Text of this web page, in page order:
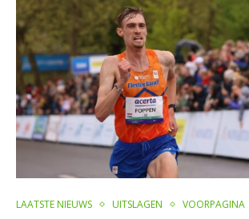
LAATSTE NIEUWS UITSLAGEN VOORPAGINA